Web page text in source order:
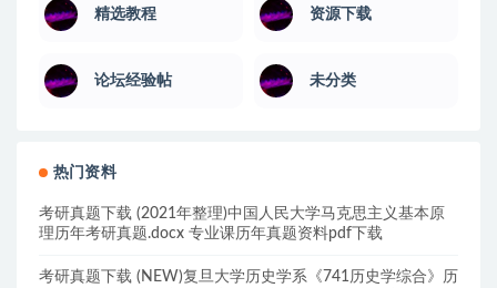
精选教程 资源下载
论坛经验帖 未分类
热门资料
考研真题下载 (2021年整理)中国人民大学马克思主义基本原
理历年考研真题.docx 专业课历年真题资料pdf下载
考研真题下载 (NEW)复旦大学历史学系《741历史学综合》历